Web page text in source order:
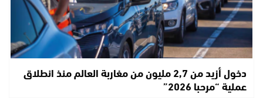
دخول أزيد من 2,7 مليون من مغاربة العالم منذ انطلاق
عملية “مرحبا 2026”